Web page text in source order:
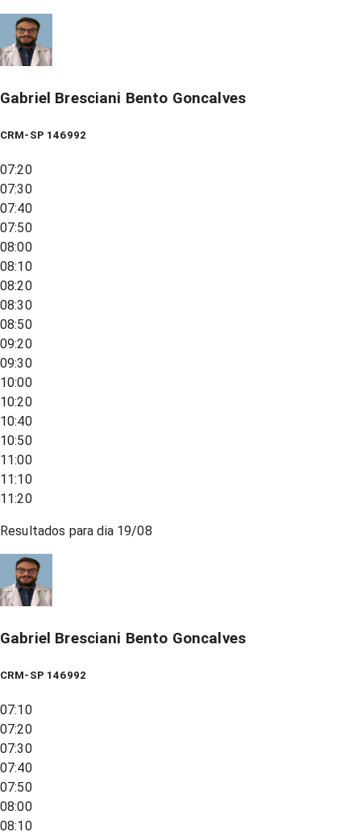
Gabriel Bresciani Bento Goncalves
CRM-SP 146992
07:20
07:30
07:40
07:50
08:00
08:10
08:20
08:30
08:50
09:20
09:30
10:00
10:20
10:40
10:50
11:00
11:10
11:20
Resultados para dia 19/08
Gabriel Bresciani Bento Goncalves
CRM-SP 146992
07:10
07:20
07:30
07:40
07:50
08:00
08:10